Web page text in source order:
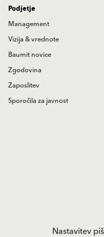
Podjetje
Management
Vizija & vrednote
Baumit novice
Zgodovina
Zaposlitev
Sporočila za javnost
Nastavitev